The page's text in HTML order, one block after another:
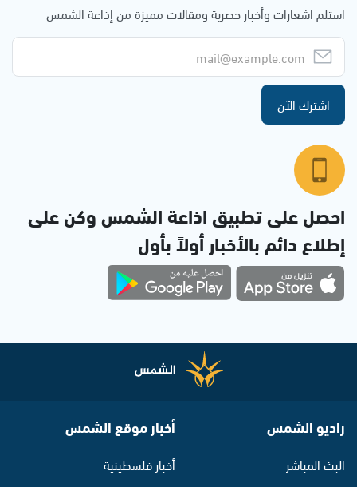
استلم اشعارات وأخبار حصرية ومقالات مميزة من إذاعة الشمس
اشترك الآن
احصل على تطبيق اذاعة الشمس وكن على
إطلاع دائم بالأخبار أولاً بأول
راديو الشمس
البث المباشر
أخبار موقع الشمس
أخبار فلسطينية